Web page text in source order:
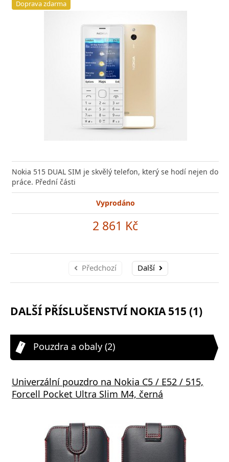
Doprava zdarma
Nokia 515 DUAL SIM je skvělý telefon, který se hodí nejen do
práce. Přední části
Vyprodáno
2 861 Kč
Předchozí Další
DALŠÍ PŘÍSLUŠENSTVÍ NOKIA 515 (1)
Pouzdra a obaly (2)
Univerzální pouzdro na Nokia C5 / E52 / 515,
Forcell Pocket Ultra Slim M4, černá